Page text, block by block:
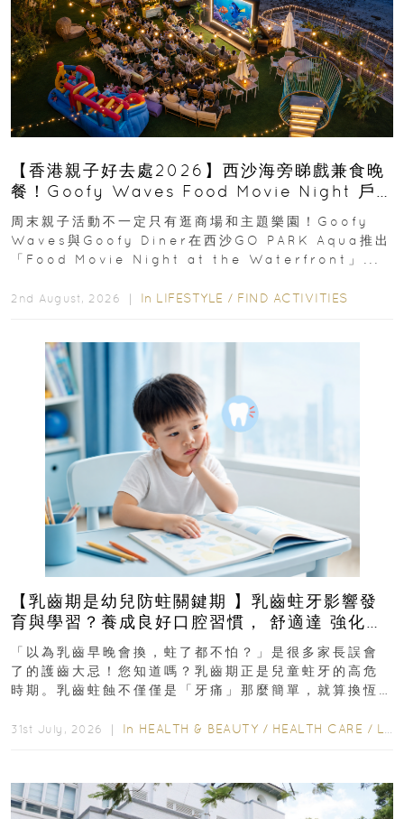
【香港親子好去處2026】西沙海旁睇戲兼食晚
餐！Goofy Waves Food Movie Night 戶
外影院逢週末登場
周末親子活動不一定只有逛商場和主題樂園！Goofy
Waves與Goofy Diner在西沙GO PARK Aqua推出
「Food Movie Night at the Waterfront」...
2nd August, 2026 ｜ In LIFESTYLE / FIND ACTIVITIES
【乳齒期是幼兒防蛀關鍵期 】乳齒蛀牙影響發
育與學習？養成良好口腔習慣， 舒適達 強化琺
瑯質 兒童牙膏防護指南
「以為乳齒早晚會換，蛀了都不怕？」是很多家長誤會
了的護齒大忌！您知道嗎？乳齒期正是兒童蛀牙的高危
時期。乳齒蛀蝕不僅僅是「牙痛」那麼簡單，就算換恆
31st July, 2026 ｜ In HEALTH & BEAUTY / HEALTH CARE / LIFESTYLE